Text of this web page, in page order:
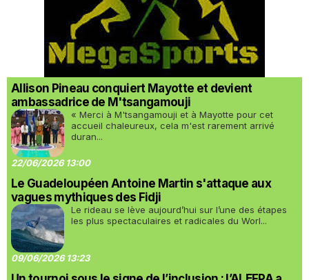
Allison Pineau conquiert Mayotte et devient
ambassadrice de M'tsangamouji
« Merci à M'tsangamouji et à Mayotte pour cet
accueil chaleureux, cela m'est rarement arrivé
duran...
22/06/2026 13:00
Le Guadeloupéen Antoine Martin s'attaque aux
vagues mythiques des Fidji
Le rideau se lève aujourd’hui sur l’une des étapes
les plus spectaculaires et radicales du Worl...
09/06/2026 13:23